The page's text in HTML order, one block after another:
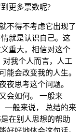
更多票数呢?
不得不考虑它出现了
就是认识自己。这
重大，相信对这个
我个人而言，人工
能会改变我的人生。
夜思考这个问题。
会如何。 一般来
一般来说， 总结的来
在别人思想的帮助